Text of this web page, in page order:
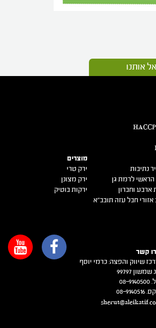
אותנו
נתיבות
הראשי לרמת גן
ארבע וחברון
אזורי חבל עזה תובב"א
מוצרים
ירק טרי
ירק מצונן
ירקות בוטיק
קשר
שיווק והפצה: כרמי יוסף
99797
9140516